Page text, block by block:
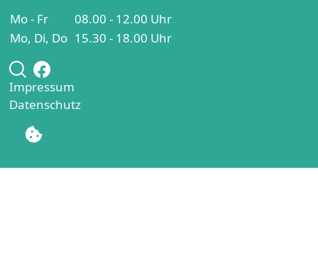
Mo - Fr
08.00 - 12.00 Uhr
Mo, Di, Do 15.30 - 18.00 Uhr
Impressum
Datenschutz